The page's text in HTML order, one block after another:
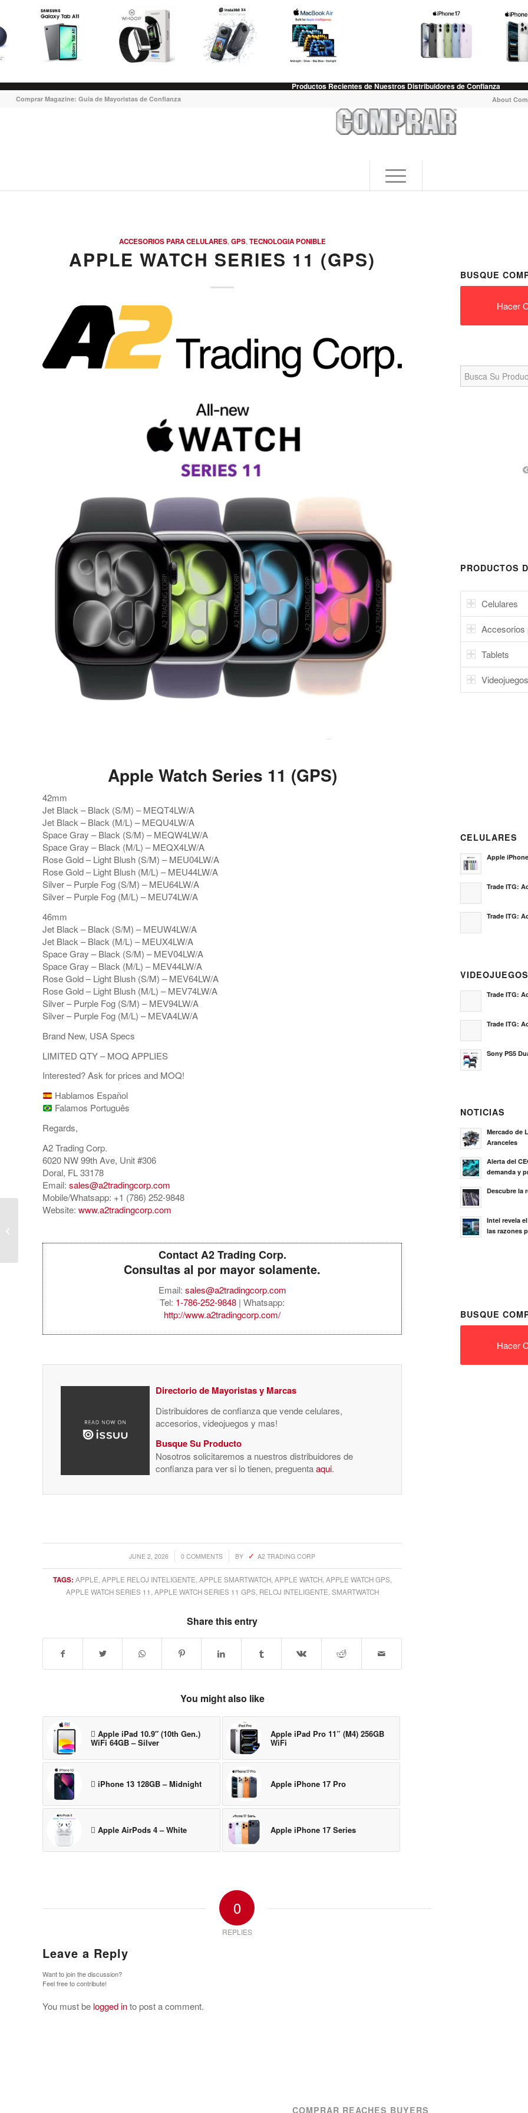
Productos Recientes de Nuestros Distribuidores de Confianza
About
Comprar Magazine: Guia de Mayoristas de Confianza
ACCESORIOS PARA CELULARES,GPS,TECNOLOGIA PONIBLE
APPLE WATCH SERIES 11 (GPS)
Apple Watch Series 11 (GPS)
42mm
Jet Black – Black (S/M) – MEQT4LW/A
Jet Black – Black (M/L) – MEQU4LW/A
Space Gray – Black (S/M) – MEQW4LW/A
Space Gray – Black (M/L) – MEQX4LW/A
Rose Gold – Light Blush (S/M) – MEU04LW/A
Rose Gold – Light Blush (M/L) – MEU44LW/A
Silver – Purple Fog (S/M) – MEU64LW/A
Silver – Purple Fog (M/L) – MEU74LW/A
46mm
Jet Black – Black (S/M) – MEUW4LW/A
Jet Black – Black (M/L) – MEUX4LW/A
Space Gray – Black (S/M) – MEV04LW/A
Space Gray – Black (M/L) – MEV44LW/A
Rose Gold – Light Blush (S/M) – MEV64LW/A
Rose Gold – Light Blush (M/L) – MEV74LW/A
Silver – Purple Fog (S/M) – MEV94LW/A
Silver – Purple Fog (M/L) – MEVA4LW/A
Brand New, USA Specs
LIMITED QTY – MOQ APPLIES
Interested? Ask for prices and MOQ!
Hablamos Español
Falamos Português
Regards,
A2 Trading Corp.
6020 NW 99th Ave, Unit #306
Doral, FL 33178
Email: sales@a2tradingcorp.com
Mobile/Whatsapp: +1 (786) 252-9848
Website: www.a2tradingcorp.com
Contact A2 Trading Corp.
Consultas al por mayor solamente.
Email: sales@a2tradingcorp.com
Tel: 1-786-252-9848 | Whatsapp:
http://www.a2tradingcorp.com/
Directorio de Mayoristas y Marcas
Distribuidores de confianza que vende celulares,
accesorios, videojuegos y mas!
Busque Su Producto
Nosotros solicitaremos a nuestros distribuidores de
confianza para ver si lo tienen, preguentaaqui.
JUNE 2, 2026
/ 0 COMMENTS
/ BY A2 TRADING CORP
TAGS: APPLE APPLE RELOJ INTELIGENTE APPLE SMARTWATCH, APPLE WATCH, APPLE WATCH GPS
APPLE WATCH SERIES 11 APPLE WATCH SERIES 11 GPS RELOJ INTELIGENTE SMARTWATCH
Share this entry
You might also like
 Apple iPad 10.9″ (10th Gen.)
WiFi 64GB – Silver
Apple iPad Pro 11” (M4) 256GB
WiFi
 iPhone 13 128GB – Midnight Apple iPhone 17 Pro
 Apple AirPods 4 – White Apple iPhone 17 Series
0
REPLIES
Leave a Reply
Want to join the discussion?
Feel free to contribute!
You must be logged into post a comment.
BUSQUE
Hacer
Search
for:
PRODUCTOS
Celulares
Accesorios
Tablets
Videojuegos
CELULARES
Apple
Trade ITG:
Trade ITG:
VIDEOJUEGOS
Trade ITG:
Trade ITG:
Sony PS5
NOTICIAS
Mercado de
Aranceles
Alerta del
demanda y
Descubre la
Intel revela
las razones
BUSQUE
Hacer
COMPRAR REACHES BUYERS